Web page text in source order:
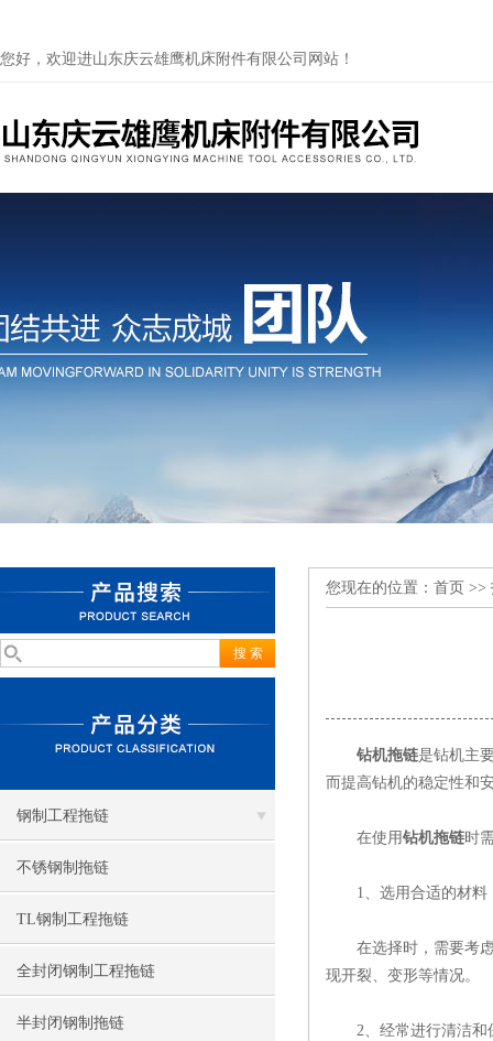
您好，欢迎进山东庆云雄鹰机床附件有限公司网站！
钢制工程拖链
不锈钢制拖链
TL钢制工程拖链
全封闭钢制工程拖链
半封闭钢制拖链
您现在的位置： 首页 >>
钻机拖链是钻机主
而提高钻机的稳定性和
在使用钻机拖链时
1、选用合适的材料
在选择时，需要考虑
现开裂、变形等情况。
2、经常进行清洁和